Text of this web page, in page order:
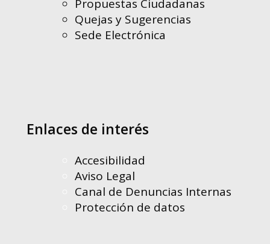
Propuestas Ciudadanas
Quejas y Sugerencias
Sede Electrónica
Enlaces de interés
Accesibilidad
Aviso Legal
Canal de Denuncias Internas
Protección de datos